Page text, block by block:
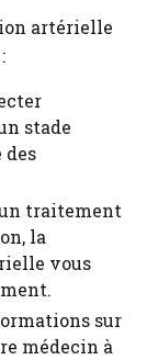
artérielle
stade
des
traitement
la
vous
sur
médecin à